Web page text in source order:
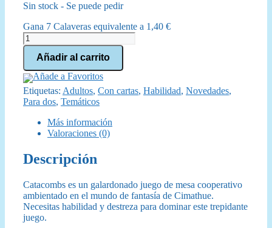
original
era:
84,95 €.
es:
Sin stock - Se puede pedir
Gana 7 Calaveras equivalente a 1,40 €
Catacombs
cantidad
Añadir al carrito
Añade a Favoritos
Etiquetas: Adultos, Con cartas, Habilidad, Novedades,
Para dos, Temáticos
Más información
Valoraciones (0)
Descripción
Catacombs es un galardonado juego de mesa cooperativo
ambientado en el mundo de fantasía de Cimathue.
Necesitas habilidad y destreza para dominar este trepidante
juego.